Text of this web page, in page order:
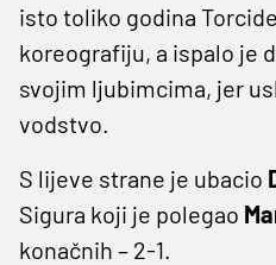
isto toliko godina
koreografiju, a ispalo je
svojim ljubimcima, jer
vodstvo.
S lijeve strane je ubacio
Sigura koji je polegao
konačnih – 2-1.